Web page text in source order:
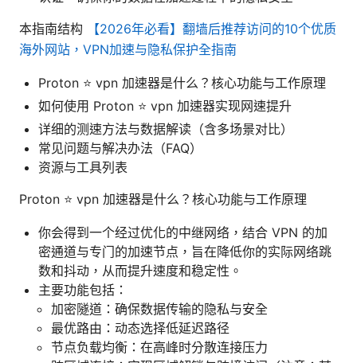
本指南结构
【2026年必看】翻墙后推荐访问的10个优质
海外网站，VPN加速与隐私保护全指南
Proton ⭐ vpn 加速器是什么？核心功能与工作原理
如何使用 Proton ⭐ vpn 加速器实现网速提升
详细的测速方法与数据解读（含多场景对比）
常见问题与解决办法（FAQ）
资源与工具列表
Proton ⭐ vpn 加速器是什么？核心功能与工作原理
你会得到一个经过优化的中继网络，结合 VPN 的加
密通道与专门的加速节点，旨在降低你的实际网络跳
数和抖动，从而提升速度和稳定性。
主要功能包括：
加密隧道：确保数据传输的隐私与安全
最优路由：动态选择低延迟路径
节点负载均衡：在高峰时分散连接压力